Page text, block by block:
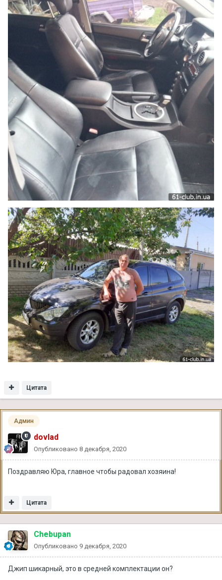
Цитата
Админ
dovlad
Опубликовано 8 декабря, 2020
Поздравляю Юра, главное чтобы радовал хозяина!
Цитата
Chebupan
Опубликовано 9 декабря, 2020
Джип шикарный, это в средней комплектации он?